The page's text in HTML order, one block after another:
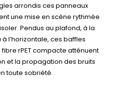
arrondis ces panneaux
une mise en scène rythmée
Pendus au plafond, à la
l’horizontale, ces baffles
rPET compacte atténuent
et la propagation des bruits
toute sobriété.